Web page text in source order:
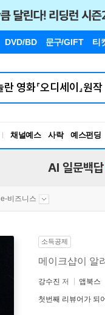
DVD/BD 문구/GIFT 티
채널예스 사락 예스펀딩
AI 일문백답
e-비즈니스
소득공제
메이크샵이 알
강수진 저 앱북스
첫번째 리뷰어가 되